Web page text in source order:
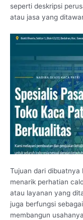
seperti deskripsi
atau jasa yang
Tujuan dari dibuatnya
menarik perhatian
atau layanan yang
juga berfungsi
membangun